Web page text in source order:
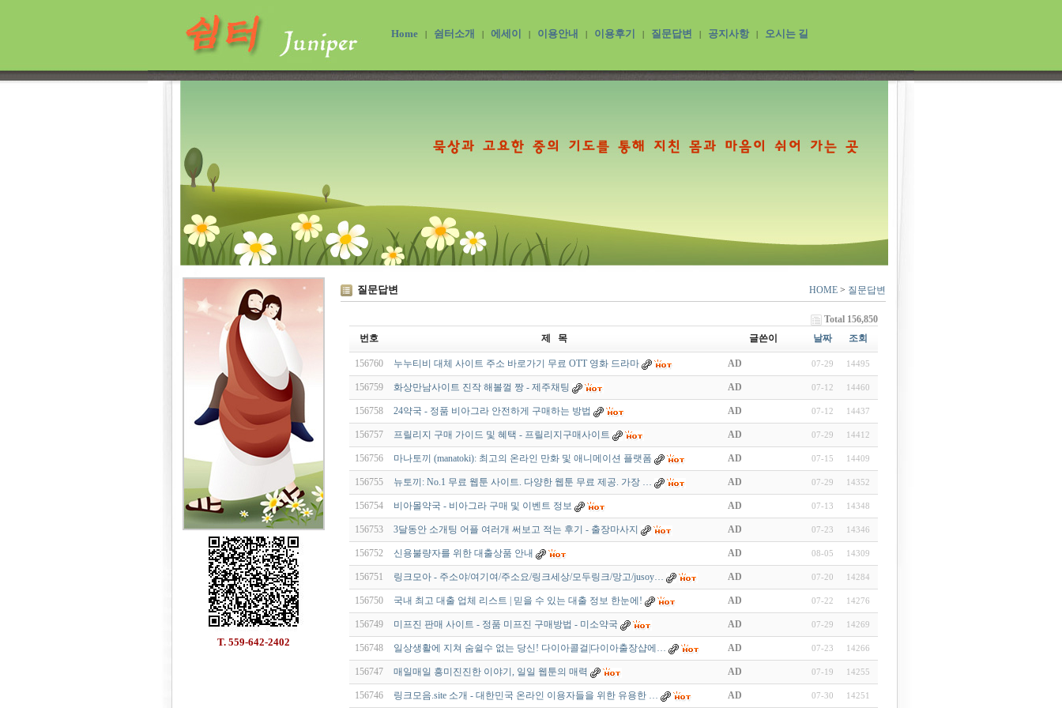
Home 쉼터소개 에세이 이용안내 이용후기 질문답변 공지사항 오시는 길
T. 559-642-2402
질문답변 HOME > 질문답변
Total 156,850
번호
제 목 글쓴이 날짜 조회
156760 누누티비 대체 사이트 주소 바로가기 무료 OTT 영화 드라마 AD 07-29 14495
156759 화상만남사이트 진작 해볼껄 짱 - 제주채팅 AD 07-12 14460
156758 24약국 - 정품 비아그라 안전하게 구매하는 방법 AD 07-12 14437
156757 프릴리지 구매 가이드 및 혜택 - 프릴리지구매사이트 AD 07-29 14412
156756 마나토끼 (manatoki): 최고의 온라인 만화 및 애니메이션 플랫폼 AD 07-15 14409
156755 뉴토끼: No.1 무료 웹툰 사이트. 다양한 웹툰 무료 제공. 가장 … AD 07-29 14352
156754 비아몰약국 - 비아그라 구매 및 이벤트 정보 AD 07-13 14348
156753 3달동안 소개팅 어플 여러개 써보고 적는 후기 - 출장마사지 AD 07-23 14346
156752 신용불량자를 위한 대출상품 안내 AD 08-05 14309
156751 링크모아 - 주소야/여기여/주소요/링크세상/모두링크/망고/jusoy… AD 07-20 14284
156750 국내 최고 대출 업체 리스트 | 믿을 수 있는 대출 정보 한눈에! AD 07-22 14276
156749 미프진 판매 사이트 - 정품 미프진 구매방법 - 미소약국 AD 07-29 14269
156748 일상생활에 지쳐 숨쉴수 없는 당신! 다이아콜걸|다이아출장샵에… AD 07-23 14266
156747 매일매일 흥미진진한 이야기, 일일 웹툰의 매력 AD 07-19 14255
156746 링크모음.site 소개 - 대한민국 온라인 이용자들을 위한 유용한 … AD 07-30 14251